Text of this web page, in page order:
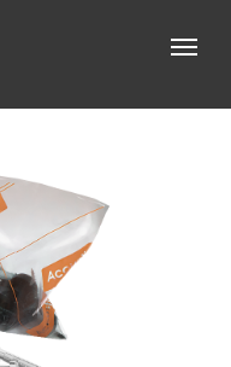
России
83